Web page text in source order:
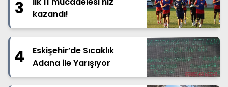
3
kazandı!
4
Eskişehir’de Sıcaklık
Adana ile Yarışıyor